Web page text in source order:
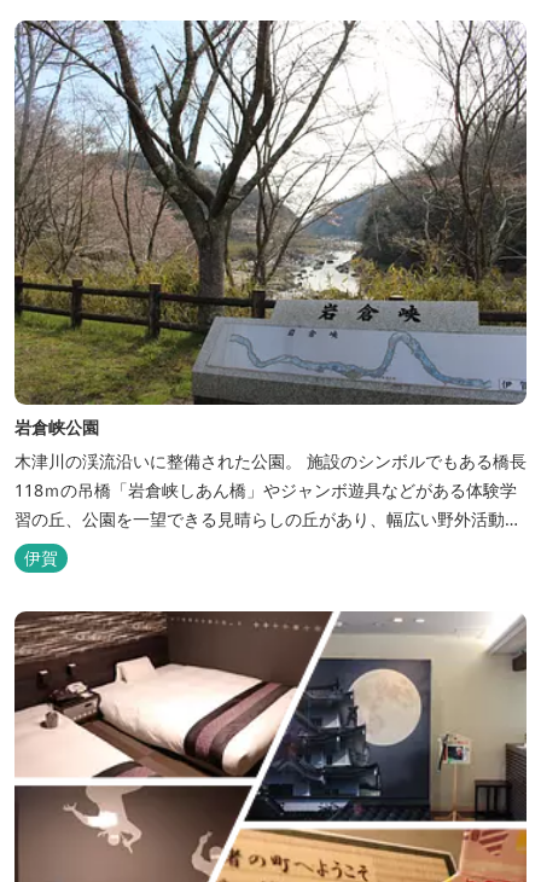
ただけるホテルです。
岩倉峡公園
木津川の渓流沿いに整備された公園。 施設のシンボルでもある橋長
118ｍの吊橋「岩倉峡しあん橋」やジャンボ遊具などがある体験学
習の丘、公園を一望できる見晴らしの丘があり、幅広い野外活動に
利用できるキャンプ場も併設されています。 川沿いには島ヶ原温泉
やぶっちゃに至る「川辺の道」があり、旧岩倉水力発電所跡の水路
遺構を見ることができたり、春は桜、秋は紅葉の名所として楽しめ
る憩いの場となっています。
伊賀